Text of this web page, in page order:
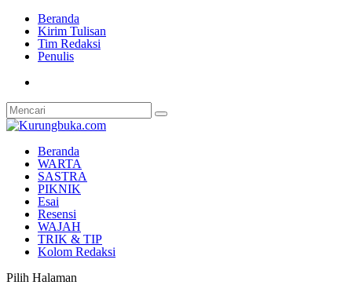
Beranda
Kirim Tulisan
Tim Redaksi
Penulis
Beranda
WARTA
SASTRA
PIKNIK
Esai
Resensi
WAJAH
TRIK & TIP
Kolom Redaksi
Pilih Halaman